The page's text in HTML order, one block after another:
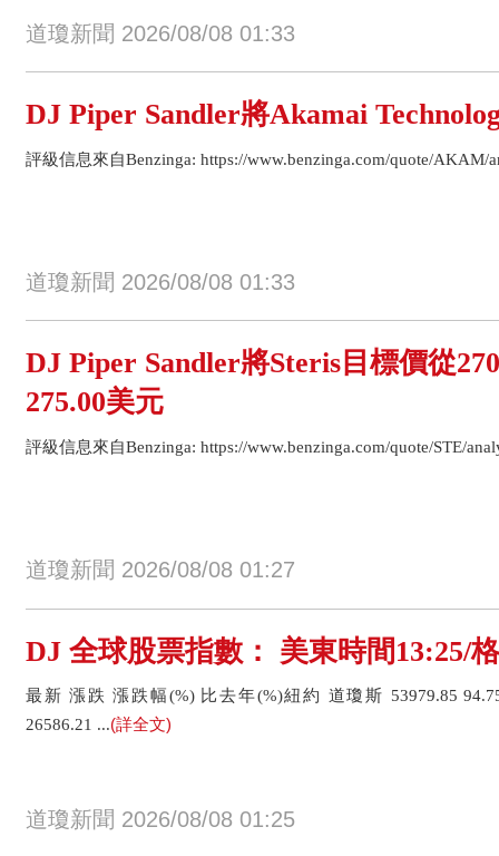
道瓊新聞 2026/08/08 01:33
DJ Piper Sandler將Akamai
評級信息來自Benzinga: https://www.benzinga.com/quote/AKAM/
道瓊新聞 2026/08/08 01:33
DJ Piper Sandler將Steris目標價從
275.00美元
評級信息來自Benzinga: https://www.benzinga.com/quote/STE/
道瓊新聞 2026/08/08 01:27
DJ 全球股票指數： 美東時間13:25/
最新 漲跌 漲跌幅(%) 比去年(%)紐約 道瓊斯 53979.85
26586.21 ...(詳全文)
道瓊新聞 2026/08/08 01:25